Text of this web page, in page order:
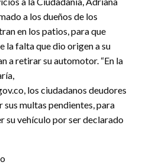
a los dueños de los
en los patios, para que
la falta que dio origen a su
a retirar su automotor. “En la
los ciudadanos deudores
multas pendientes, para
su vehículo por ser declarado